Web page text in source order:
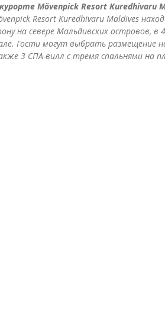
Mövenpick Resort Kuredhivaru
Resort Kuredhivaru Maldives
на севере Мальдивских островов,
Гости могут выбрать размещение
3 СПА-вилл с тремя спальнями на